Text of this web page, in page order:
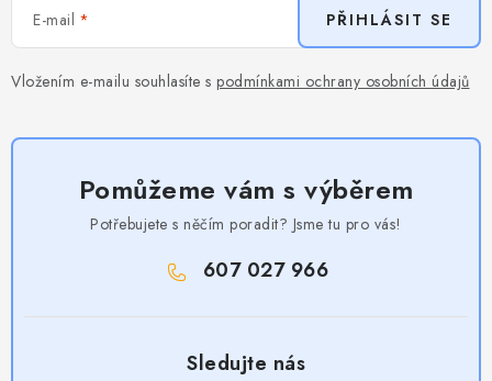
E-mail
Vložením e-mailu souhlasíte s podmínkami ochrany osobních údajů
PŘIHLÁSIT SE
Pomůžeme vám s výběrem
Potřebujete s něčím poradit? Jsme tu pro vás!
607 027 966